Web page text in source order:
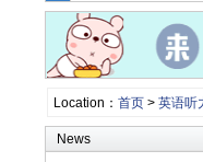
Location： 首页> 英语听
News